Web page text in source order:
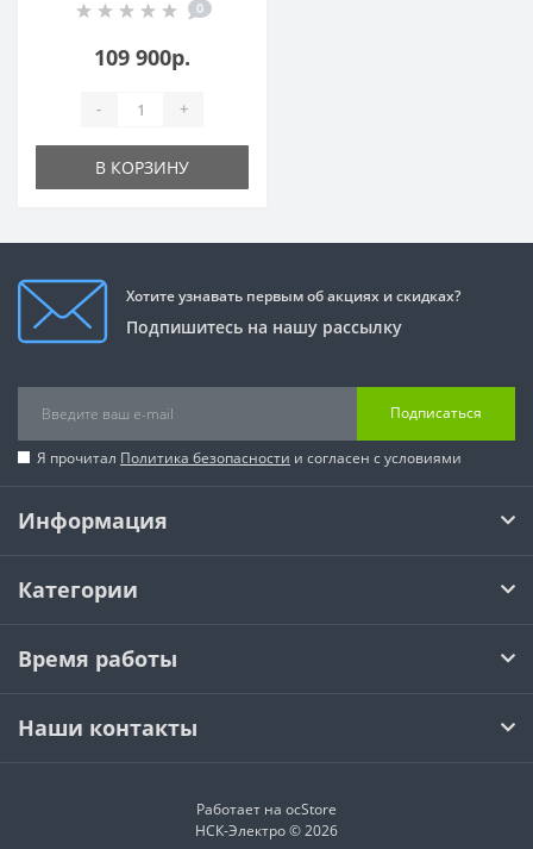
Mount]
0
109 900р.
- +
В КОРЗИНУ
Хотите узнавать первым об акциях и скидках?
Подпишитесь на нашу рассылку
Подписаться
Я прочитал Политика безопасности и согласен с условиями
Информация
Категории
Время работы
Наши контакты
Работает на ocStore
НСК-Электро © 2026